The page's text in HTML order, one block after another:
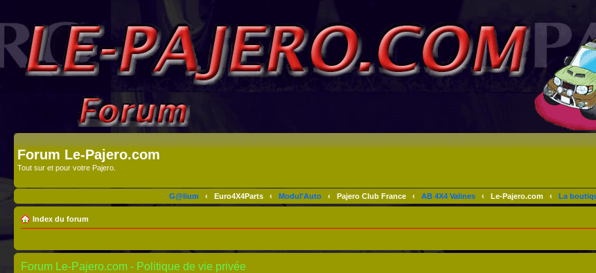
Forum Le-Pajero.com
Tout sur et pour votre Pajero.
G@lium ‹ Euro4X4Parts ‹ Modul'Auto ‹ Pajero Club France ‹ AB 4X4 Valines ‹ Le-Pajero.com ‹ La
Index du forum
Forum Le-Pajero.com - Politique de vie privée